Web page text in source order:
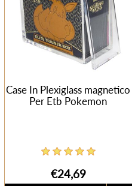
Case In Plexiglass magnetico
Per Etb Pokemon
€24,69